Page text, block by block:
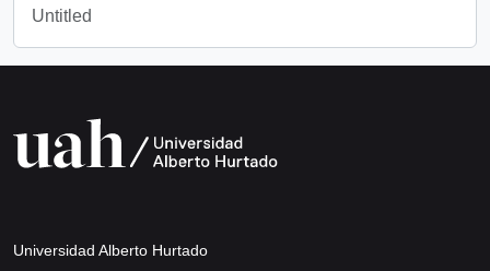
Untitled
Universidad Alberto Hurtado